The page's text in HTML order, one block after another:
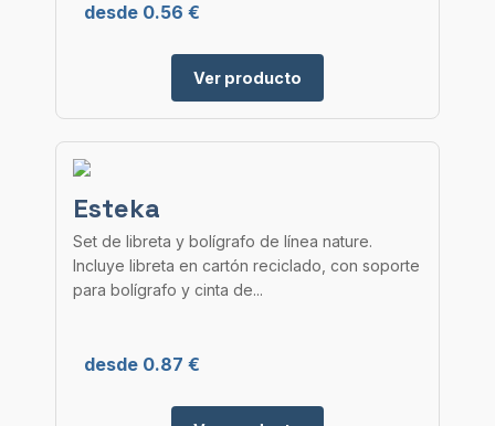
desde 0.56 €
Ver producto
Esteka
Set de libreta y bolígrafo de línea nature.
Incluye libreta en cartón reciclado, con soporte
para bolígrafo y cinta de...
desde 0.87 €